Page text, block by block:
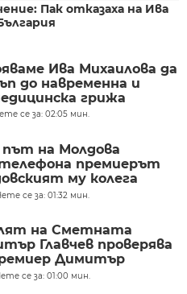
Пак отказаха на Ива
Ива Михаилова да
до навременна и
грижа
се за: 02:05 мин.
път на Молдова
премиерът
му колега
се за: 01:32 мин.
на Сметната
Главчев проверява
Димитър
се за: 01:00 мин.